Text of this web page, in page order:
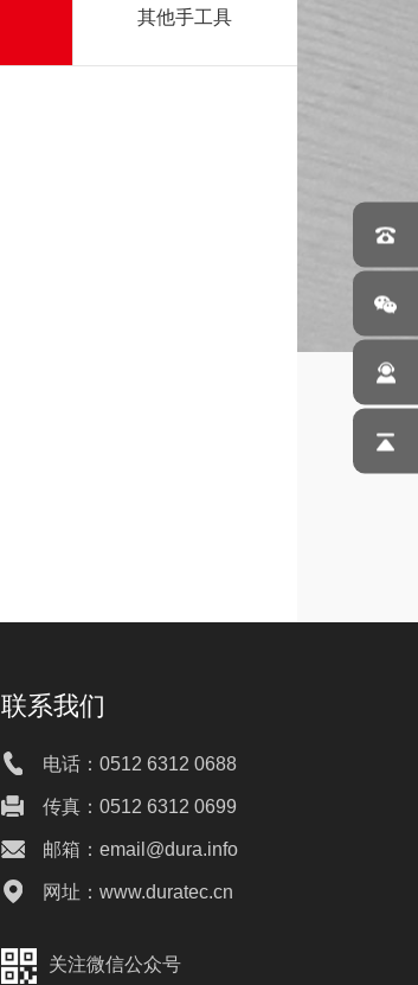
其他手工具
联系我们
电话：0512 6312 0688
传真：0512 6312 0699
邮箱：email@dura.info
网址：www.duratec.cn
关注微信公众号